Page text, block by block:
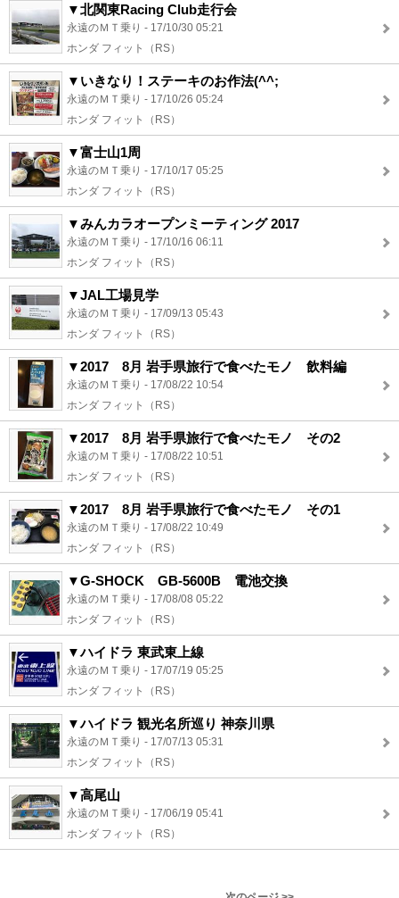
▼北関東Racing Club走行会
永遠のＭＴ乗り - 17/10/30 05:21
ホンダ フィット（RS）
▼いきなり！ステーキのお作法(^^;
永遠のＭＴ乗り - 17/10/26 05:24
ホンダ フィット（RS）
▼富士山1周
永遠のＭＴ乗り - 17/10/17 05:25
ホンダ フィット（RS）
▼みんカラオープンミーティング 2017
永遠のＭＴ乗り - 17/10/16 06:11
ホンダ フィット（RS）
▼JAL工場見学
永遠のＭＴ乗り - 17/09/13 05:43
ホンダ フィット（RS）
▼2017 8月 岩手県旅行で食べたモノ 飲料編
永遠のＭＴ乗り - 17/08/22 10:54
ホンダ フィット（RS）
▼2017 8月 岩手県旅行で食べたモノ その2
永遠のＭＴ乗り - 17/08/22 10:51
ホンダ フィット（RS）
▼2017 8月 岩手県旅行で食べたモノ その1
永遠のＭＴ乗り - 17/08/22 10:49
ホンダ フィット（RS）
▼G-SHOCK GB-5600B 電池交換
永遠のＭＴ乗り - 17/08/08 05:22
ホンダ フィット（RS）
▼ハイドラ 東武東上線
永遠のＭＴ乗り - 17/07/19 05:25
ホンダ フィット（RS）
▼ハイドラ 観光名所巡り 神奈川県
永遠のＭＴ乗り - 17/07/13 05:31
ホンダ フィット（RS）
▼高尾山
永遠のＭＴ乗り - 17/06/19 05:41
ホンダ フィット（RS）